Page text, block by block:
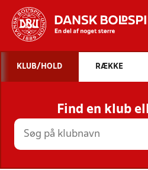
STILLINGER,
HOLD
KLUB/HOLD RÆKKE
Find en klub